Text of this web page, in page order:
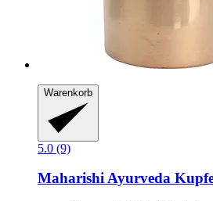
Warenkorb
5.0 (9)
Maharishi Ayurveda